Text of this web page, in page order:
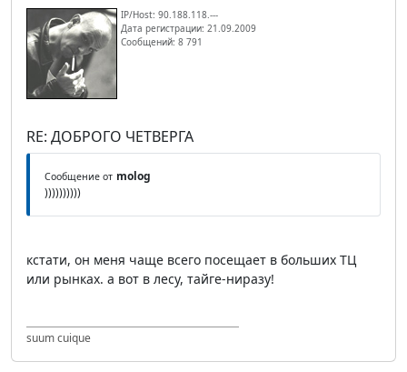
IP/Host: 90.188.118.---
Дата регистрации: 21.09.2009
Сообщений: 8 791
RE: ДОБРОГО ЧЕТВЕРГА
Сообщение от molog
))))))))))
кстати, он меня чаще всего посещает в больших ТЦ
или рынках. а вот в лесу, тайге-ниразу!
suum cuique